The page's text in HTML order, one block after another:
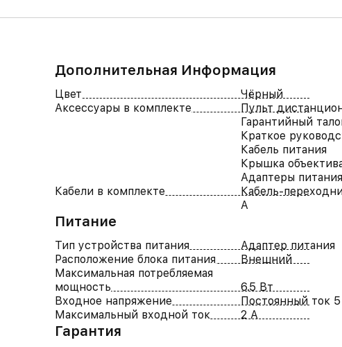
Дополнительная Информация
Цвет
Чёрный
Аксессуары в комплекте
Пульт
Гарантийный
Краткое
Кабель питания
Крышка
Адаптеры
Кабели в комплекте
Кабель-
A
Питание
Тип устройства питания
Адаптер питания
Расположение блока питания
Внешний
Максимальная потребляемая
мощность
6.5 Вт
Входное напряжение
Постоянный ток
Максимальный входной ток
2 А
Гарантия